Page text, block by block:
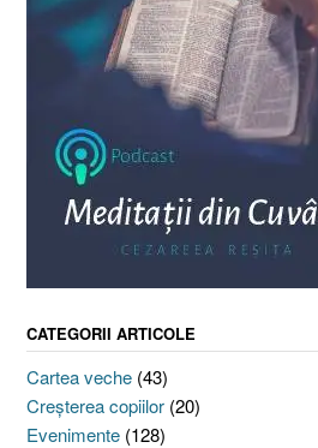
CATEGORII ARTICOLE
Cartea veche (43)
Creşterea copiilor (20)
Evenimente (128)